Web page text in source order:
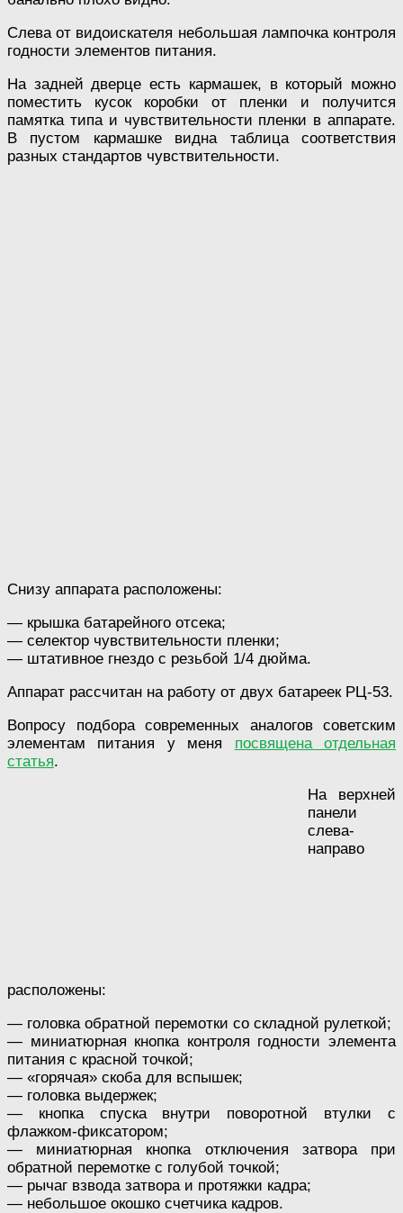
Слева от видоискателя небольшая лампочка контроля
годности элементов питания.
На задней дверце есть кармашек, в который можно
поместить кусок коробки от пленки и получится
памятка типа и чувствительности пленки в аппарате.
В пустом кармашке видна таблица соответствия
разных стандартов чувствительности.
Снизу аппарата расположены:
— крышка батарейного отсека;
— селектор чувствительности пленки;
— штативное гнездо с резьбой 1/4 дюйма.
Аппарат рассчитан на работу от двух батареек РЦ-53.
Вопросу подбора современных аналогов советским
элементам питания у меня посвящена отдельная
статья.
На верхней
панели
слева-
направо
расположены:
— головка обратной перемотки со складной рулеткой;
— миниатюрная кнопка контроля годности элемента
питания с красной точкой;
— «горячая» скоба для вспышек;
— головка выдержек;
— кнопка спуска внутри поворотной втулки с
флажком-фиксатором;
— миниатюрная кнопка отключения затвора при
обратной перемотке с голубой точкой;
— рычаг взвода затвора и протяжки кадра;
— небольшое окошко счетчика кадров.